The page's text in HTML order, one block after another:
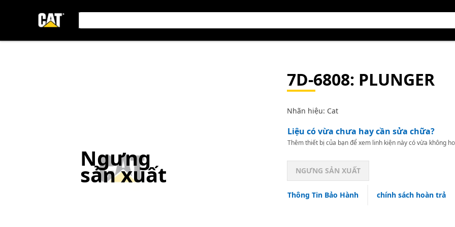
Ngưng
sản xuất
7D-6808: PLUNGER
Nhãn hiệu: Cat
Liệu có vừa chưa hay cần sửa chữa?
Thêm thiết bị của bạn để xem linh kiện này có vừa không
NGƯNG SẢN XUẤT
Thông Tin Bảo Hành chính sách hoàn trả